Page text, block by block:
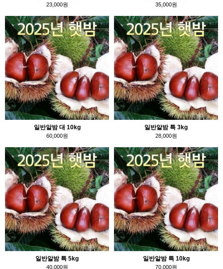
23,000원 35,000원
일반알밤 대 10kg
60,000원
일반알밤 특 3kg
28,000원
일반알밤 특 5kg
40,000원
일반알밤 특 10kg
70,000원